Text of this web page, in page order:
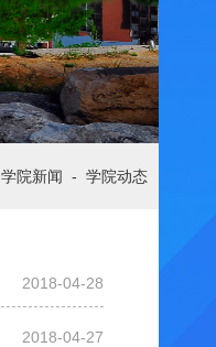
学院新闻 - 学院动态
2018-04-28
2018-04-27